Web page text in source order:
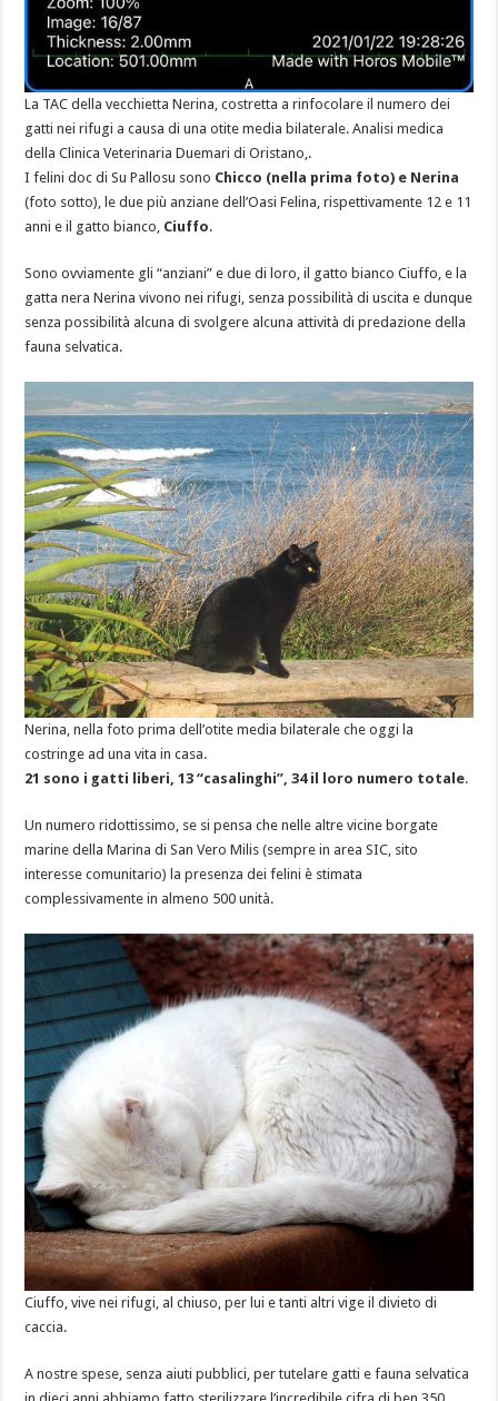
La TAC della vecchietta Nerina, costretta a rinfocolare il numero dei
gatti nei rifugi a causa di una otite media bilaterale. Analisi medica
della Clinica Veterinaria Duemari di Oristano,.
I felini doc di Su Pallosu sono Chicco (nella prima foto) e Nerina
(foto sotto), le due più anziane dell’Oasi Felina, rispettivamente 12 e 11
anni e il gatto bianco, Ciuffo.
Sono ovviamente gli “anziani” e due di loro, il gatto bianco Ciuffo, e la
gatta nera Nerina vivono nei rifugi, senza possibilità di uscita e dunque
senza possibilità alcuna di svolgere alcuna attività di predazione della
fauna selvatica.
Nerina, nella foto prima dell’otite media bilaterale che oggi la
costringe ad una vita in casa.
21 sono i gatti liberi, 13 “casalinghi”, 34 il loro numero totale.
Un numero ridottissimo, se si pensa che nelle altre vicine borgate
marine della Marina di San Vero Milis (sempre in area SIC, sito
interesse comunitario) la presenza dei felini è stimata
complessivamente in almeno 500 unità.
Ciuffo, vive nei rifugi, al chiuso, per lui e tanti altri vige il divieto di
caccia.
A nostre spese, senza aiuti pubblici, per tutelare gatti e fauna selvatica